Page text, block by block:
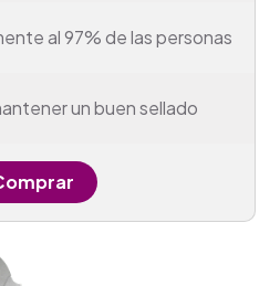
al 97% de las personas
un buen sellado